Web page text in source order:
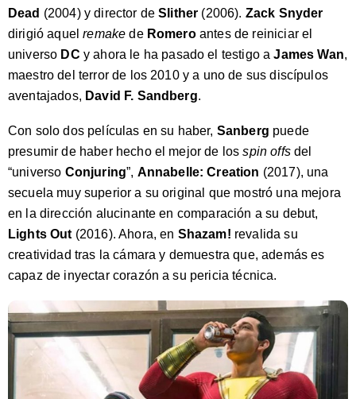
Dead (2004) y director deSlither (2006). Zack Snyder
dirigió aquelremake de Romeroantes de reiniciar el
universo DC y ahora le ha pasado el testigo aJames Wan,
maestro del terror de los 2010 y a uno de sus discípulos
aventajados, David F. Sandberg.
Con solo dos películas en su haber, Sanberg puede
presumir de haber hecho el mejor de losspin offsdel
“universo Conjuring”, Annabelle: Creation (2017), una
secuela muy superior a su original que mostró una mejora
en la dirección alucinante en comparación a su debut,
Lights Out (2016). Ahora, en Shazam! revalida su
creatividad tras la cámara y demuestra que, además es
capaz de inyectar corazón a su pericia técnica.